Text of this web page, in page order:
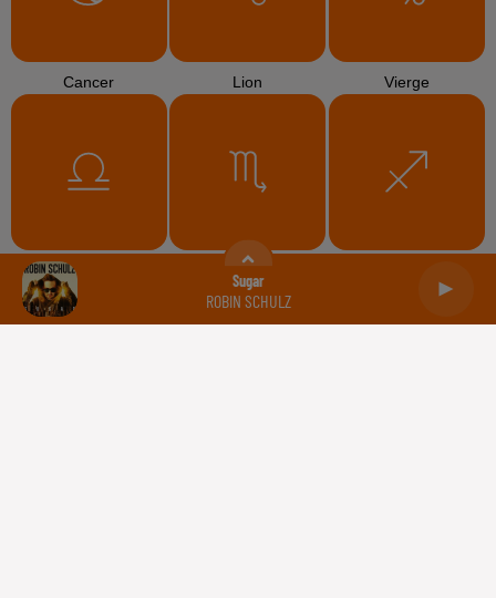
Sugar
ROBIN SCHULZ
Cancer Lion Vierge
Balance Scorpion